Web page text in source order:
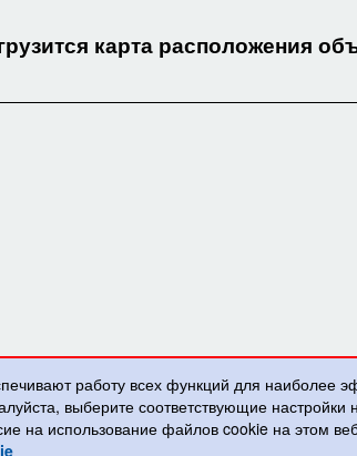
карта расположения
работу всех функций для наиболее
выберите соответствующие
на использование файлов cookie на этом